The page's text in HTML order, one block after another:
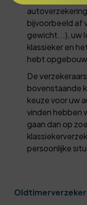
bijvoorbeeld af
gewicht...), uw
klassieker en
hebt
De
bovenstaande
keuze voor uw
vinden hebben
gaan dan op
persoonlijke